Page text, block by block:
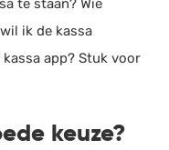
ik de kassa
app? Stuk voor
keuze?